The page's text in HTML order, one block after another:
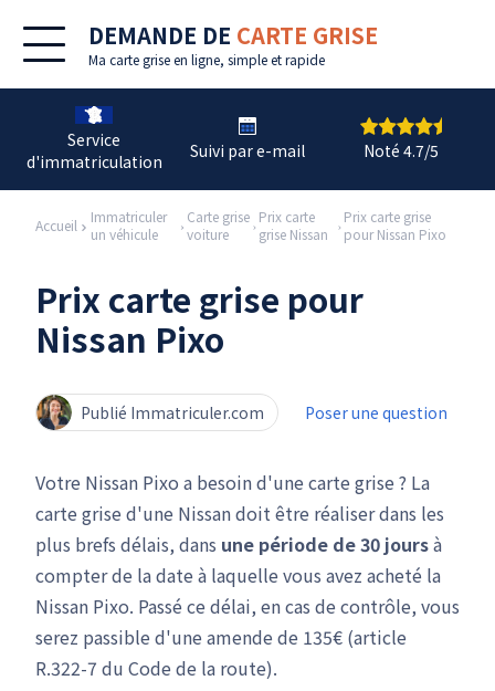
DEMANDE DE CARTE GRISE
Ma carte grise en ligne, simple et rapide
Service
d'immatriculation
Suivi par e-mail Noté 4.7/5
Accueil
Immatriculer
un véhicule
Carte grise
voiture
Prix carte
grise Nissan
Prix carte grise
pour Nissan Pixo
Prix carte grise pour
Nissan Pixo
Publié Immatriculer.com Poser une question
Votre Nissan Pixo a besoin d'une carte grise ? La
carte grise d'une Nissan doit être réaliser dans les
plus brefs délais, dans une période de 30 joursà
compter de la date à laquelle vous avez acheté la
Nissan Pixo. Passé ce délai, en cas de contrôle, vous
serez passible d'une amende de 135€ (article
R.322-7 du Code de la route).